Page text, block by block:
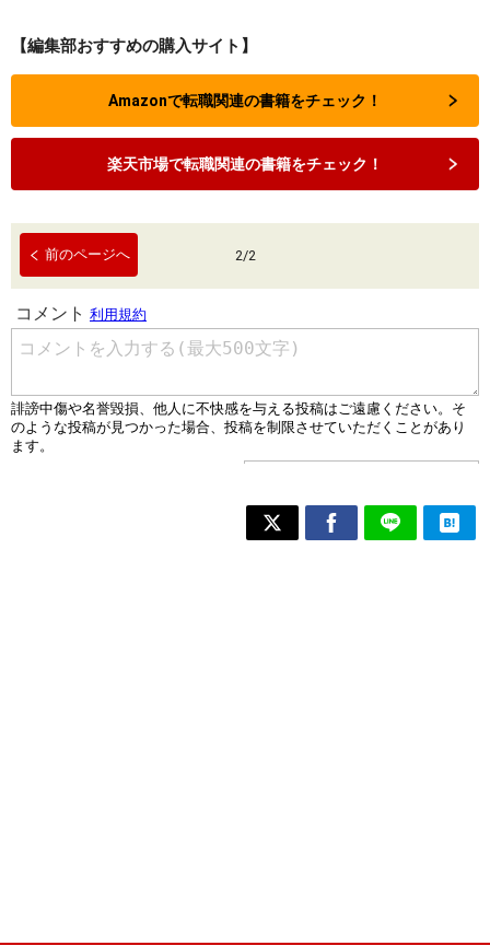
【編集部おすすめの購入サイト】
Amazonで転職関連の書籍をチェック！
楽天市場で転職関連の書籍をチェック！
前のページへ 2/2